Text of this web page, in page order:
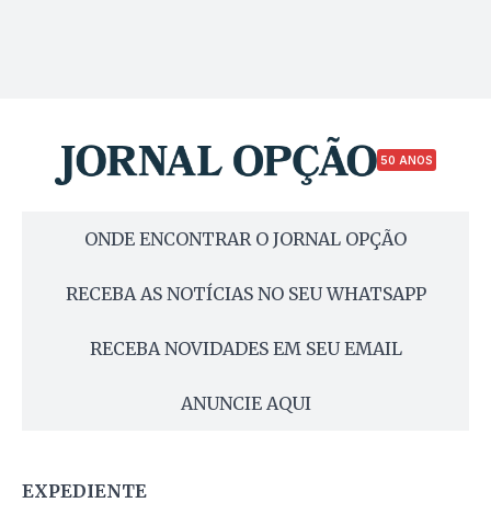
50 ANOS
ONDE ENCONTRAR O JORNAL OPÇÃO
RECEBA AS NOTÍCIAS NO SEU WHATSAPP
RECEBA NOVIDADES EM SEU EMAIL
ANUNCIE AQUI
EXPEDIENTE